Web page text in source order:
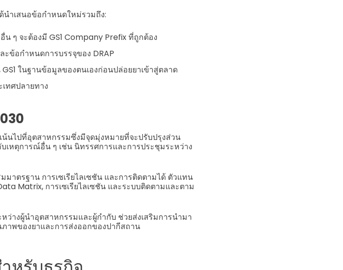
นำเสนอข้อกำหนดใหม่รวมถึง:
ๆ จะต้องมี GS1 Company Prefix ที่ถูกต้อง
ะข้อกำหนดการบรรจุของ DRAP
ในฐานข้อมูลของตนเองก่อนปล่อยยาเข้าสู่ตลาด
ทศปลายทาง
นไปที่อุตสาหกรรมซึ่งมีจุดมุ่งหมายที่จะปรับปรุงส่วน
หตุการณ์อื่น ๆ เช่น นิทรรศการและการประชุมระหว่าง
าตรฐาน การเซเรียไลเซชัน และการติดตามได้ ตัวแทน
Matrix, การเซเรียไลเซชัน และระบบติดตามและตาม
างผู้นำอุตสาหกรรมและผู้กำกับ ช่วยส่งเสริมการนำมา
าพของยาและการส่งออกของปากีสถาน